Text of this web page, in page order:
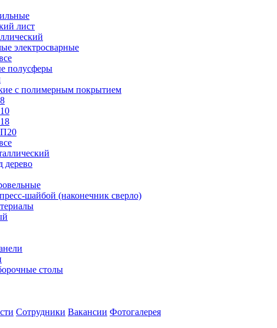
лист
электросварные
полусферы
с полимерным покрытием
дерево
шайбой (наконечник сверло)
столы
Сотрудники Вакансии Фотогалерея